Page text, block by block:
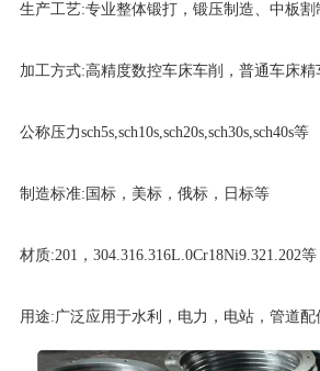
生产工艺:专业整体锻打，锻压制造、中板
加工方式:高精度数控车床车削，普通车床
公称压力sch5s,sch10s,sch20s,sch30s,sch40s等
制造标准:国标，美标，俄标，日标等
材质:201，304.316.316L.0Cr18Ni9.321.202等
用途:广泛应用于水利，电力，电站，管道